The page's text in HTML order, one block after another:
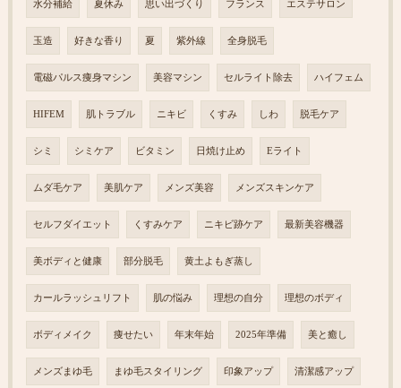
水分補給 夏休み 思い出づくり フランス エステサロン
玉造 好きな香り 夏 紫外線 全身脱毛
電磁パルス痩身マシン 美容マシン セルライト除去 ハイフェム
HIFEM 肌トラブル ニキビ くすみ しわ 脱毛ケア
シミ シミケア ビタミン 日焼け止め Eライト
ムダ毛ケア 美肌ケア メンズ美容 メンズスキンケア
セルフダイエット くすみケア ニキビ跡ケア 最新美容機器
美ボディと健康 部分脱毛 黄土よもぎ蒸し
カールラッシュリフト 肌の悩み 理想の自分 理想のボディ
ボディメイク 痩せたい 年末年始 2025年準備 美と癒し
メンズまゆ毛 まゆ毛スタイリング 印象アップ 清潔感アップ